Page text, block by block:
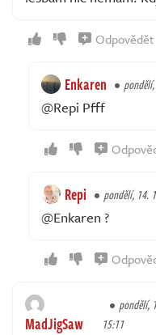
Odpovědět
Enkaren
@Repi Pfff
Repi pondělí, 14.
@Enkaren ?
MadJigSaw
pondělí,
15:11